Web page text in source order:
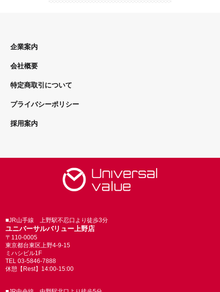
企業案内
会社概要
特定商取引について
プライバシーポリシー
採用案内
■JR山手線 上野駅不忍口より徒歩3分
ユニバーサルバリュー上野店
〒110-0005
東京都台東区上野4-9-15
ミハシビル1F
TEL 03-5846-7888
休憩【Rest】14:00-15:00